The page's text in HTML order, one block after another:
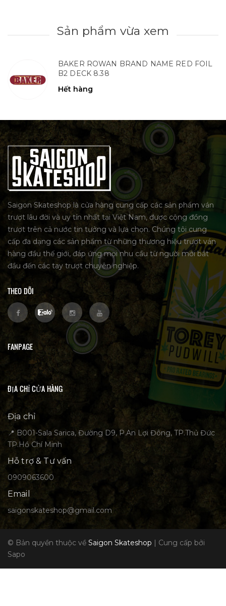
Sản phẩm vừa xem
BAKER ROWAN BRAND NAME RED FOIL
B2 DECK 8.38
Hết hàng
Saigon Skateshop là cửa hàng cung cấp các sản phẩm ván
trượt lâu đời và uy tín nhất tại Việt Nam, được cộng đồng
trượt trên cả nước tin tưởng và lựa chọn. Chúng tôi cung
cấp đa dạng các sản phẩm từ những thương hiệu trượt ván
hàng đầu thế giới, đáp ứng mọi nhu cầu từ người mới bắt
đầu đến các tay trượt chuyên nghiệp.
THEO DÕI
FANPAGE
ĐỊA CHỈ CỬA HÀNG
Địa chỉ
📍 B001-Sala Sarica, Đường D9, P.An Lợi Đông, TP.Thủ Đức
TP.Hồ Chí Minh
Hỗ trợ & Tư vấn
0909063600
Email
saigonskateshop@gmail.com
© Bản quyền thuộc về Saigon Skateshop | Cung cấp bởi
Sapo